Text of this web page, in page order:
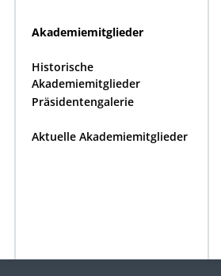
Akademiemitglieder
Historische
Akademiemitglieder
Präsidentengalerie
Aktuelle Akademiemitglieder